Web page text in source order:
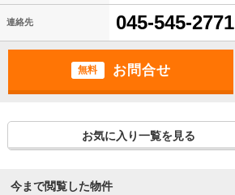
連絡先 045-545-2771
無料
お気に入り一覧を見る
今まで閲覧した物件